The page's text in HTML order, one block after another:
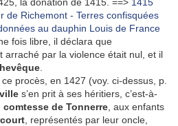
de Richemont - Terres confisquées
au dauphin Louis de France
fois libre, il déclara que
arraché par la violence était nul, et il
procès, en 1427 (voy. ci-dessus, p.
s’en prit à ses héritiers, c’est-à-
comtesse de Tonnerre , aux enfants
, représentés par leur oncle,